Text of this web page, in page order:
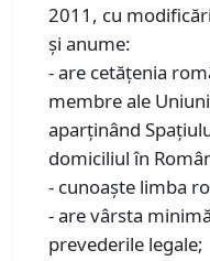
2011, cu
şi anume:
- are cetăţenia
membre ale
aparţinând
domiciliul în
- cunoaşte limba
- are vârsta
prevederile legale;